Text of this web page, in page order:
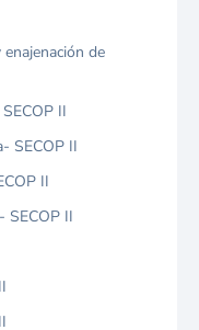
de
II
SECOP II
II
SECOP II